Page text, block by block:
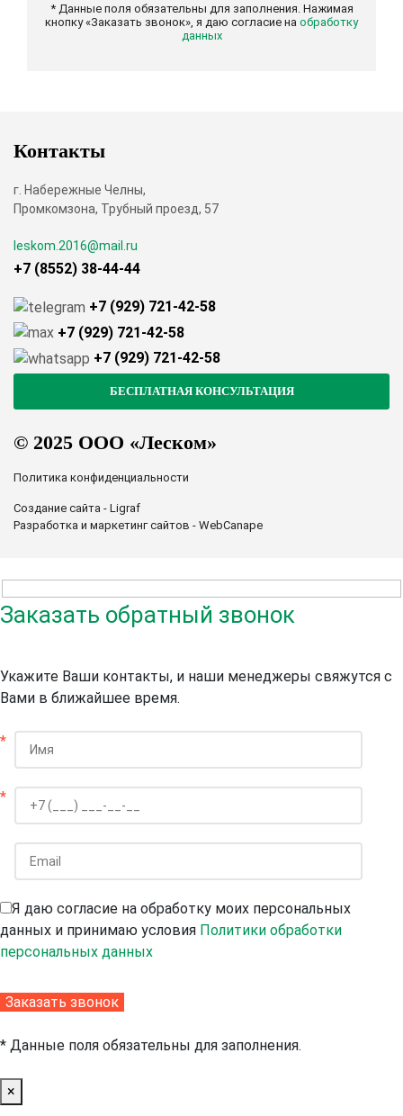
* Данные поля обязательны для заполнения. Нажимая
кнопку «Заказать звонок», я даю согласие на обработку
данных
© 2025 ООО «Леском»
Политика конфиденциальности
Создание сайта - Ligraf
Разработка и маркетинг сайтов - WebCanape
Контакты
г. Набережные Челны,
Промкомзона, Трубный проезд, 57
leskom.2016@mail.ru
+7 (8552) 38-44-44
+7 (929) 721-42-58
+7 (929) 721-42-58
+7 (929) 721-42-58
Заказать обратный звонок
Укажите Ваши контакты, и наши менеджеры свяжутся с
Вами в ближайшее время.
*
*
Я даю согласие на обработку моих персональных
данных и принимаю условия Политики обработки
персональных данных
* Данные поля обязательны для заполнения.
×